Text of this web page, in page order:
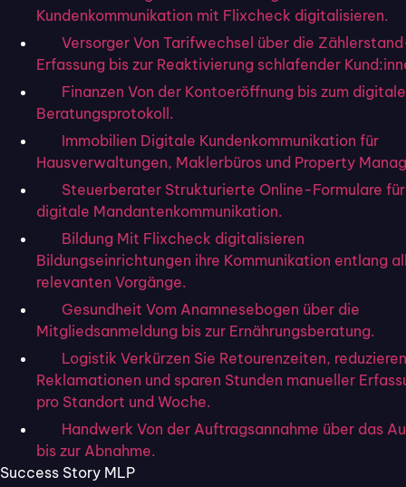
Kundenkommunikation mit Flixcheck digitalisieren.
Versorger Von Tarifwechsel über die
Erfassung bis zur Reaktivierung schlafender
Finanzen Von der Kontoeröffnung bis zum
Beratungsprotokoll.
Immobilien Digitale Kundenkommunikation für
Hausverwaltungen, Maklerbüros und Property
Steuerberater Strukturierte Online-Formulare
digitale Mandantenkommunikation.
Bildung Mit Flixcheck digitalisieren
Bildungseinrichtungen ihre Kommunikation entlang
relevanten Vorgänge.
Gesundheit Vom Anamnesebogen über die
Mitgliedsanmeldung bis zur Ernährungsberatung.
Logistik Verkürzen Sie Retourenzeiten, reduzieren
Reklamationen und sparen Stunden manueller
pro Standort und Woche.
Handwerk Von der Auftragsannahme über das
bis zur Abnahme.
Success Story MLP
die Person am anderen Ende ist freundlich
und hilfsbereit. Dies gilt als funktionierender
Kundenservice. Wenn jedoch Rücksendung
und Ersatz des Artikels unkomplizierter und
früher als erwartet passieren und zudem
noch eine Entschuldigung beiliegt, zeigt dies
besondere Servicequalität.
Inhaltsverzeichnis
Online
Formulare
unkompliziert
digitalisieren
mit Flixcheck.